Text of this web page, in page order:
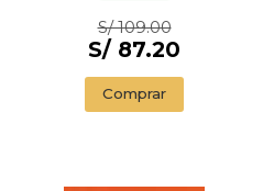
S/ 109.00
S/ 87.20
Comprar